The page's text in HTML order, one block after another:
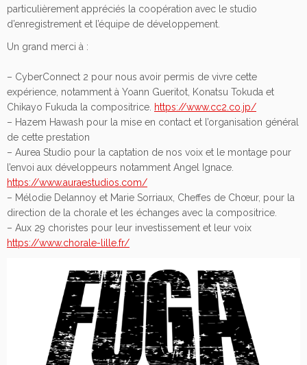
particulièrement appréciés la coopération avec le studio
d’enregistrement et l’équipe de développement.
Un grand merci à :
– CyberConnect 2 pour nous avoir permis de vivre cette
expérience, notamment à Yoann Gueritot, Konatsu Tokuda et
Chikayo Fukuda la compositrice. https://www.cc2.co.jp/
– Hazem Hawash pour la mise en contact et l’organisation général
de cette prestation
– Aurea Studio pour la captation de nos voix et le montage pour
l’envoi aux développeurs notamment Angel Ignace.
https://www.auraestudios.com/
– Mélodie Delannoy et Marie Sorriaux, Cheffes de Chœur, pour la
direction de la chorale et les échanges avec la compositrice.
– Aux 29 choristes pour leur investissement et leur voix
https://www.chorale-lille.fr/